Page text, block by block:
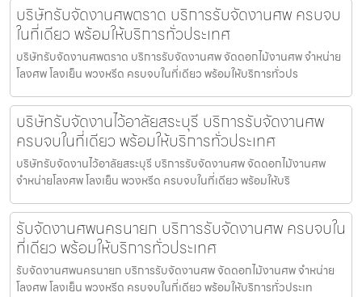
บริษัทรับจัดงานศพตราด บริการรับจัดงานศพ ครบจบ
ในที่เดียว พร้อมให้บริการทั่วประเทศ
บริษัทรับจัดงานศพตราด บริการรับจัดงานศพ จัดดอกไม้งานศพ จำหน่าย
โลงศพ โลงเย็น พวงหรีด ครบจบในที่เดียว พร้อมให้บริการทั่วปร
บริษัทรับจัดงานไว้อาลัยสระบุรี บริการรับจัดงานศพ
ครบจบในที่เดียว พร้อมให้บริการทั่วประเทศ
บริษัทรับจัดงานไว้อาลัยสระบุรี บริการรับจัดงานศพ จัดดอกไม้งานศพ
จำหน่ายโลงศพ โลงเย็น พวงหรีด ครบจบในที่เดียว พร้อมให้บริ
รับจัดงานศพนครนายก บริการรับจัดงานศพ ครบจบใน
ที่เดียว พร้อมให้บริการทั่วประเทศ
รับจัดงานศพนครนายก บริการรับจัดงานศพ จัดดอกไม้งานศพ จำหน่าย
โลงศพ โลงเย็น พวงหรีด ครบจบในที่เดียว พร้อมให้บริการทั่วประเท